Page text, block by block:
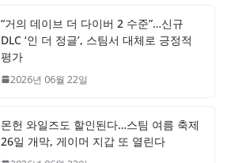
“거의 데이브 더 다이버 2 수준”…신규
DLC ‘인 더 정글’, 스팀서 대체로 긍정적
평가
2026년 06월 22일
몬헌 와일즈도 할인된다…스팀 여름 축제
26일 개막, 게이머 지갑 또 열린다